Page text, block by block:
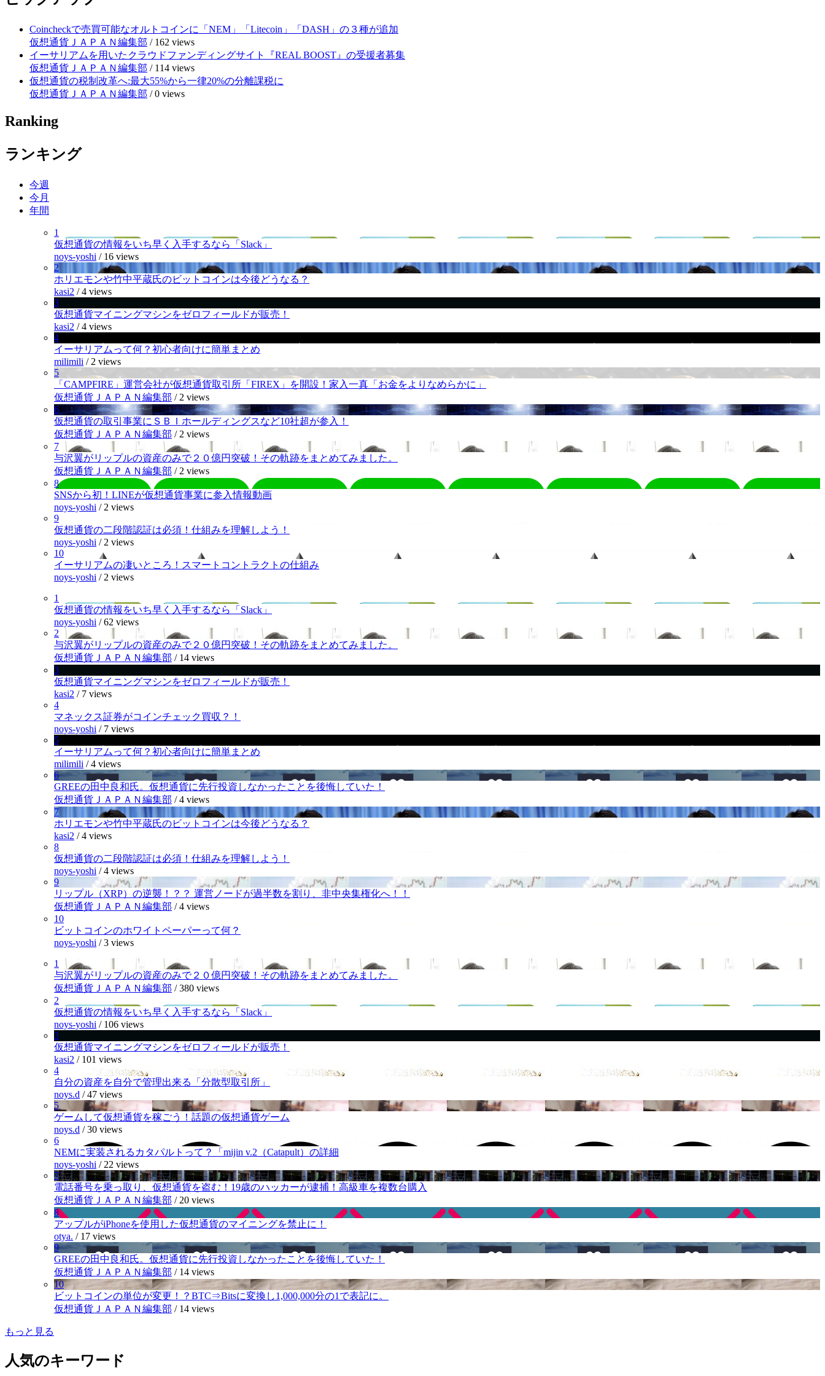
Coincheckで売買可能なオルトコインに「NEM」「Litecoin」「DASH」の３種が追加
仮想通貨ＪＡＰＡＮ編集部 / 162 views
イーサリアムを用いたクラウドファンディングサイト『REAL BOOST』の受援者募集
仮想通貨ＪＡＰＡＮ編集部 / 114 views
仮想通貨の税制改革へ:最大55%から一律20%の分離課税に
仮想通貨ＪＡＰＡＮ編集部 /0 views
Ranking
ランキング
今週
今月
年間
1
仮想通貨の情報をいち早く入手するなら「Slack」
noys-yoshi / 16 views
2
ホリエモンや竹中平蔵氏のビットコインは今後どうなる？
kasi2 /4 views
3
仮想通貨マイニングマシンをゼロフィールドが販売！
kasi2 /4 views
4
イーサリアムって何？初心者向けに簡単まとめ
milimili / 2 views
5
「CAMPFIRE」運営会社が仮想通貨取引所「FIREX」を開設！家入一真「お金をよりなめらかに」
仮想通貨ＪＡＰＡＮ編集部 / 2 views
6
仮想通貨の取引事業にＳＢＩホールディングスなど10社超が参入！
仮想通貨ＪＡＰＡＮ編集部 / 2 views
7
与沢翼がリップルの資産のみで２０億円突破！その軌跡をまとめてみました。
仮想通貨ＪＡＰＡＮ編集部 / 2 views
8
SNSから初！LINEが仮想通貨事業に参入情報動画
noys-yoshi / 2 views
9
仮想通貨の二段階認証は必須！仕組みを理解しよう！
noys-yoshi / 2 views
10
イーサリアムの凄いところ！スマートコントラクトの仕組み
noys-yoshi / 2 views
1
仮想通貨の情報をいち早く入手するなら「Slack」
noys-yoshi /62 views
2
与沢翼がリップルの資産のみで２０億円突破！その軌跡をまとめてみました。
仮想通貨ＪＡＰＡＮ編集部 / 14 views
3
仮想通貨マイニングマシンをゼロフィールドが販売！
kasi2 / 7 views
4
マネックス証券がコインチェック買収？！
noys-yoshi / 7 views
5
イーサリアムって何？初心者向けに簡単まとめ
milimili /4 views
6
GREEの田中良和氏。仮想通貨に先行投資しなかったことを後悔していた！
仮想通貨ＪＡＰＡＮ編集部 /4 views
7
ホリエモンや竹中平蔵氏のビットコインは今後どうなる？
kasi2 /4 views
8
仮想通貨の二段階認証は必須！仕組みを理解しよう！
noys-yoshi /4 views
9
リップル（XRP）の逆襲！？？ 運営ノードが過半数を割り、非中央集権化へ！！
仮想通貨ＪＡＰＡＮ編集部 /4 views
10
ビットコインのホワイトペーパーって何？
noys-yoshi /3 views
1
与沢翼がリップルの資産のみで２０億円突破！その軌跡をまとめてみました。
仮想通貨ＪＡＰＡＮ編集部 /380 views
2
仮想通貨の情報をいち早く入手するなら「Slack」
noys-yoshi / 106 views
3
仮想通貨マイニングマシンをゼロフィールドが販売！
kasi2 / 101 views
4
自分の資産を自分で管理出来る「分散型取引所」
noys.d /47 views
5
ゲームして仮想通貨を稼ごう！話題の仮想通貨ゲーム
noys.d /30 views
6
NEMに実装されるカタパルトって？「mijin v.2（Catapult）の詳細
noys-yoshi / 22 views
7
電話番号を乗っ取り、仮想通貨を盗む！19歳のハッカーが逮捕！高級車を複数台購入
仮想通貨ＪＡＰＡＮ編集部 / 20 views
8
アップルがiPhoneを使用した仮想通貨のマイニングを禁止に！
otya. / 17 views
9
GREEの田中良和氏。仮想通貨に先行投資しなかったことを後悔していた！
仮想通貨ＪＡＰＡＮ編集部 / 14 views
10
ビットコインの単位が変更！？BTC⇒Bitsに変換し1,000,000分の1で表記に。
仮想通貨ＪＡＰＡＮ編集部 / 14 views
もっと見る
人気のキーワード